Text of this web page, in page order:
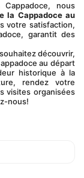
nous
la Cappadoce au
votre satisfaction,
garantit des
au départ
historique à la
rendez votre
visites organisées
nous!